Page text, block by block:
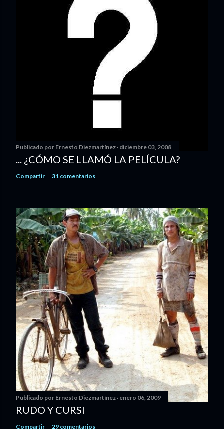
Publicado por Ernesto Diezmartínez diciembre 03, 2008
... ¿CÓMO SE LLAMÓ LA PELÍCULA?
Compartir 31 comentarios
Publicado por Ernesto Diezmartínez enero 06, 2009
RUDO Y CURSI
Compartir 29 comentarios